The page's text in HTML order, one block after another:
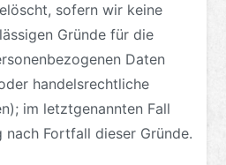
sofern wir keine
Gründe für die
Daten
handelsrechtliche
im letztgenannten Fall
Fortfall dieser Gründe.